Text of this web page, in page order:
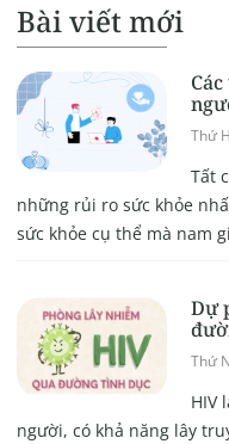
Bài viết mới
Thứ
Tất
những rủi ro sức khỏe
sức khỏe cụ thể mà nam
Dự
Thứ
HIV
người, có khả năng lây